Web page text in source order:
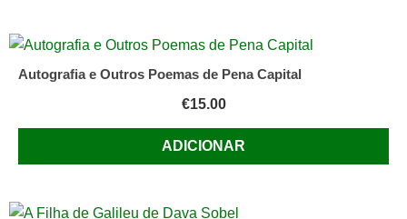
Autografia e Outros Poemas de Pena Capital
€15.00
ADICIONAR